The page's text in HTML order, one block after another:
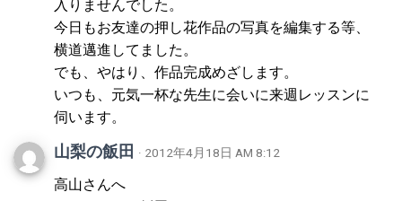
入りませんでした。
今日もお友達の押し花作品の写真を編集する等、
横道邁進してました。
でも、やはり、作品完成めざします。
いつも、元気一杯な先生に会いに来週レッスンに
伺います。
山梨の飯田 · 2012年4月18日 AM 8:12
高山さんへ